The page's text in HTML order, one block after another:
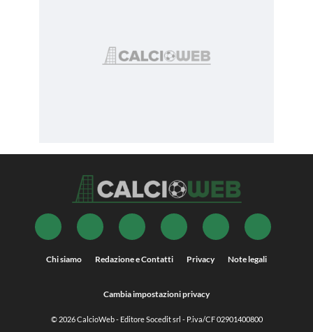
Chi siamo Redazione e Contatti Privacy Note legali
Cambia impostazioni privacy
© 2026CalcioWeb- Editore Socedit srl - P.iva/CF 02901400800